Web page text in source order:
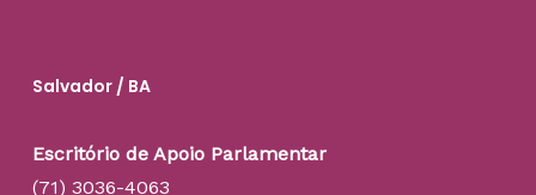
Salvador / BA
Escritório de Apoio Parlamentar
(71) 3036-4063